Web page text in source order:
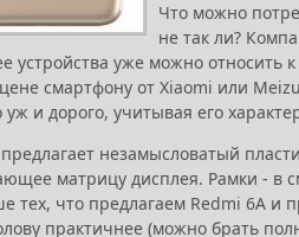
Что можно
не так ли?
устройства уже можно
смартфону от Xiaomi или
и дорого, учитывая его
незамысловатый
матрицу дисплея. Рамки - в
тех, что предлагаем Redmi 6A и
практичнее (можно брать